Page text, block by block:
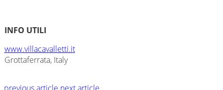
INFO UTILI
www.villacavalletti.it
Grottaferrata, Italy